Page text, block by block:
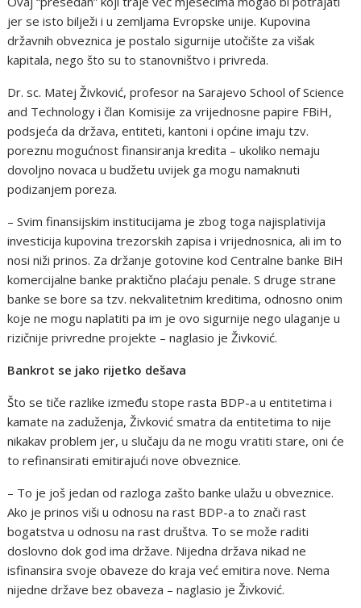
jer se isto bilježi i u zemljama Evropske unije. Kupovina
državnih obveznica je postalo sigurnije utočište za višak
kapitala, nego što su to stanovništvo i privreda.
Dr. sc. Matej Živković, profesor na Sarajevo School of Science
and Technology i član Komisije za vrijednosne papire FBiH,
podsjeća da država, entiteti, kantoni i općine imaju tzv.
poreznu mogućnost finansiranja kredita – ukoliko nemaju
dovoljno novaca u budžetu uvijek ga mogu namaknuti
podizanjem poreza.
– Svim finansijskim institucijama je zbog toga najisplativija
investicija kupovina trezorskih zapisa i vrijednosnica, ali im to
nosi niži prinos. Za držanje gotovine kod Centralne banke BiH
komercijalne banke praktično plaćaju penale. S druge strane
banke se bore sa tzv. nekvalitetnim kreditima, odnosno onim
koje ne mogu naplatiti pa im je ovo sigurnije nego ulaganje u
rizičnije privredne projekte – naglasio je Živković.
Bankrot se jako rijetko dešava
Što se tiče razlike između stope rasta BDP-a u entitetima i
kamate na zaduženja, Živković smatra da entitetima to nije
nikakav problem jer, u slučaju da ne mogu vratiti stare, oni će
to refinansirati emitirajući nove obveznice.
– To je još jedan od razloga zašto banke ulažu u obveznice.
Ako je prinos viši u odnosu na rast BDP-a to znači rast
bogatstva u odnosu na rast društva. To se može raditi
doslovno dok god ima države. Nijedna država nikad ne
isfinansira svoje obaveze do kraja već emitira nove. Nema
nijedne države bez obaveza – naglasio je Živković.